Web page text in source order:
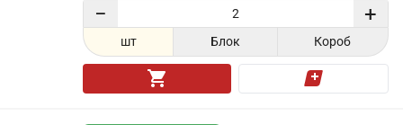
− +
шт Блок Короб